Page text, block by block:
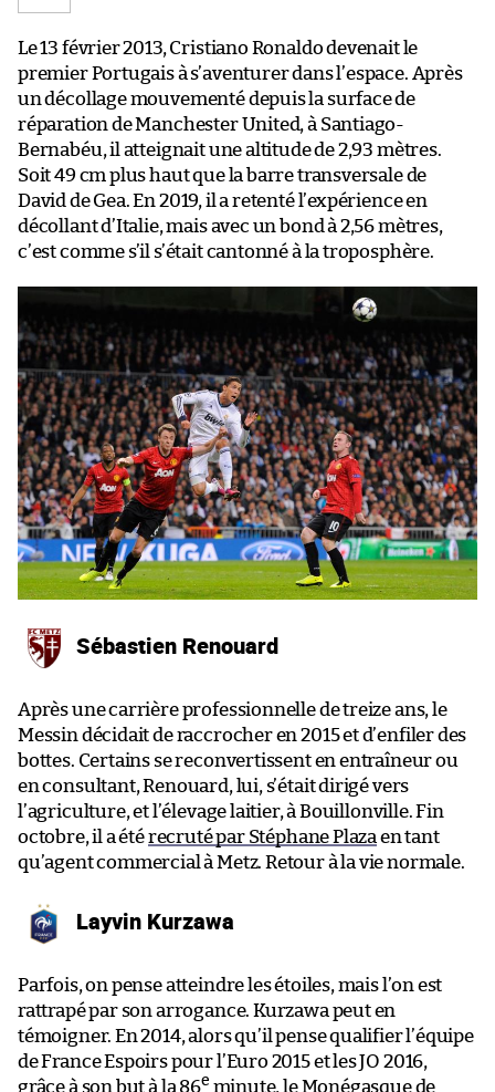
Le 13 février 2013, Cristiano Ronaldo devenait le
premier Portugais à s’aventurer dans l’espace. Après
un décollage mouvementé depuis la surface de
réparation de Manchester United, à Santiago-
Bernabéu, il atteignait une altitude de 2,93 mètres.
Soit 49 cm plus haut que la barre transversale de
David de Gea. En 2019, il a retenté l’expérience en
décollant d’Italie, mais avec un bond à 2,56 mètres,
c’est comme s’il s’était cantonné à la troposphère.
Sébastien Renouard
Après une carrière professionnelle de treize ans, le
Messin décidait de raccrocher en 2015 et d’enfiler des
bottes. Certains se reconvertissent en entraîneur ou
en consultant, Renouard, lui, s’était dirigé vers
l’agriculture, et l’élevage laitier, à Bouillonville. Fin
octobre, il a étérecruté par Stéphane Plaza en tant
qu’agent commercial à Metz. Retour à la vie normale.
Layvin Kurzawa
Parfois, on pense atteindre les étoiles, mais l’on est
rattrapé par son arrogance. Kurzawa peut en
témoigner. En 2014, alors qu’il pense qualifier l’équipe
de France Espoirs pour l’Euro 2015 et les JO 2016,
grâce à son but à la 86e minute, le Monégasque de